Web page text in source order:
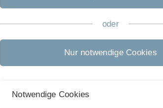
III.1.1, III.1.4, III.1.5, III.1.7, III.1.9)
die Links-Trunkierung oder Filtern behandeln
- 304; 309-310; Ex. IV. 4.4-317
"Competing Risks regression"
history analys
oder
Nur notwendige Cookies
Notwendige Cookies